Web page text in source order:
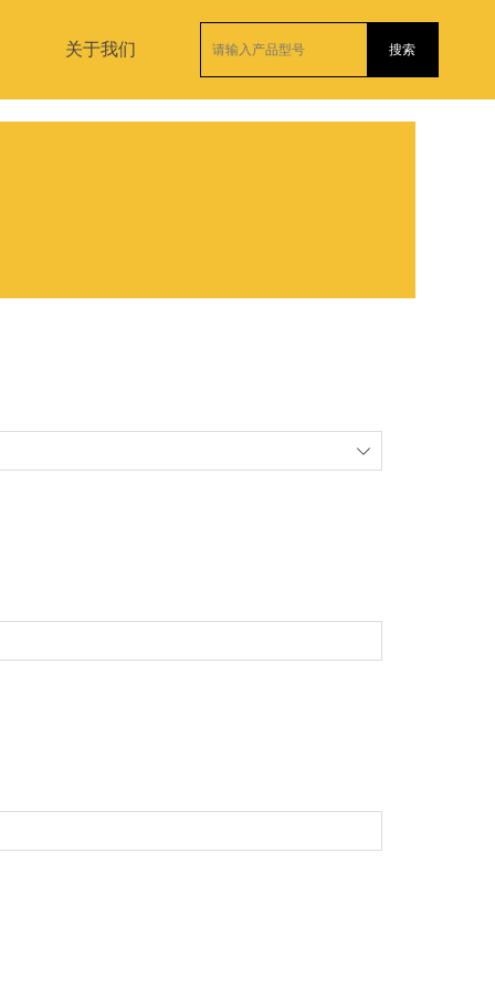
关于我们 搜索
ꄳ